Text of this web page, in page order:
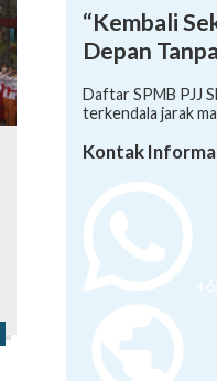
“Kembali
Depan
Daftar SPMB PJJ
terkendala jarak
Kontak